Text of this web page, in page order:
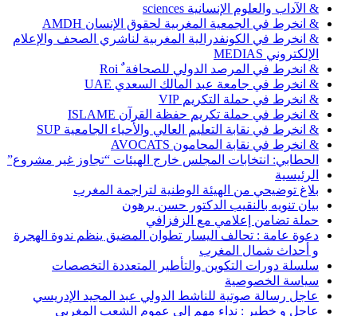
& الآداب والعلوم الإنسانية sciences
& انخرط في الجمعية المغربية لحقوق الإنسان AMDH
& انخرط في الكونفدرالية المغربية لناشري الصحف والإعلام
الإلكتروني MEDIAS
& انخرط في المرصد الدولي للصحافة ٌ Roi
& انخرط في جامعة عبد المالك السعدي UAE
& انخرط في حملة التكريم VIP
& انخرط في حملة تكريم حفظة القرآن ISLAME
& انخرط في نقابة التعليم العالي والأحياء الجامعية SUP
& انخرط في نقابة المحامون AVOCATS
الحطابي: انتخابات المجلس خارج الهيئات “تجاوز غير مشروع”
الرئيسية
بلاغ توضيحي من الهيئة الوطنية لتراجمة المغرب
بيان تنويه بالنقيب الدكتور حسن برهون
حملة تضامن إعلامي مع الزفزافي
دعوة عامة : تحالف اليسار تطوان المضيق ينظم ندوة الهجرة
و أحداث شمال المغرب
سلسلة دورات التكوين والتأطير المتعددة التخصصات
سياسة الخصوصية
عاجل رسالة صوتية للناشط الدولي عبد المجيد الإدريسي
عاجل و خطير : نداء مهم إلى عموم الشعب المغربي